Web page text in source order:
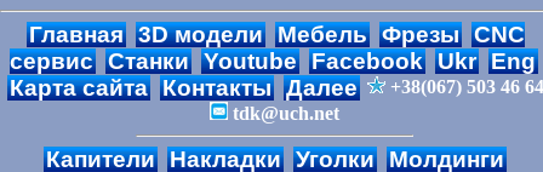
Главная 3D модели Мебель Фрезы CNC
сервис Станки Youtube Facebook Ukr Eng
Карта сайта Контакты Далее
+38(067) 503 46 64
tdk@uch.net
Капители Накладки Уголки Молдинги